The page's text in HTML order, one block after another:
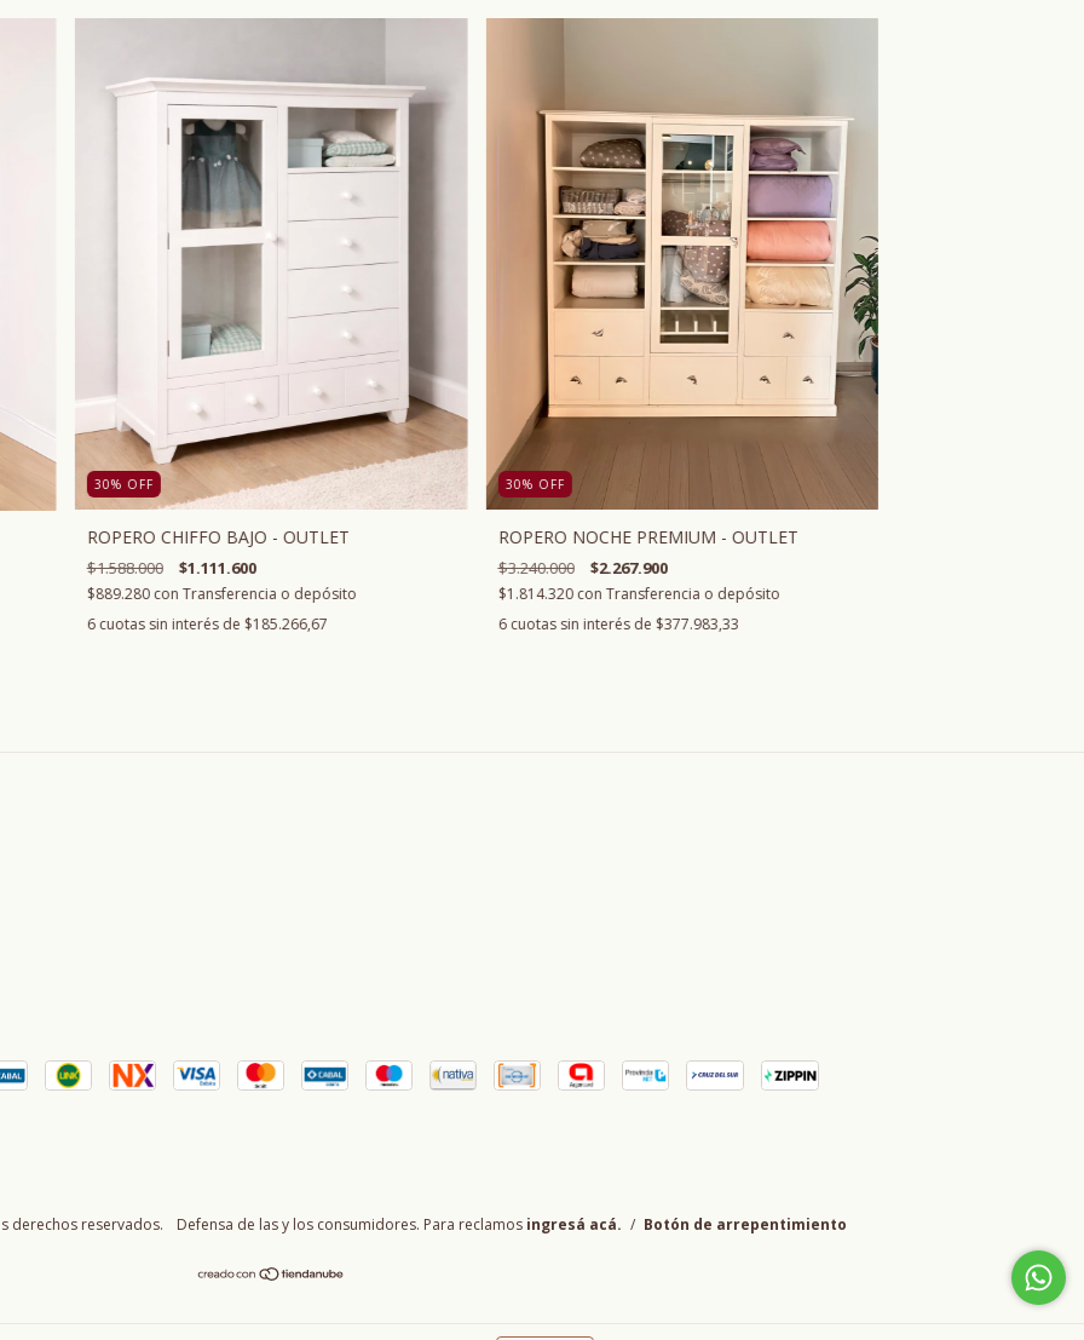
30% OFF
ROPERO CHIFFO BAJO - OUTLET
$1.588.000 $1.111.600
$889.280con Transferencia o depósito
6cuotas sin interés de $185.266,67
30% OFF
ROPERO NOCHE PREMIUM - OUTLET
$3.240.000 $2.267.900
$1.814.320con Transferencia o depósito
6 cuotas sin interés de $377.983,33
derechos reservados. Defensa de las y los consumidores. Para reclamos ingresá acá. / Botón de arrepentimiento